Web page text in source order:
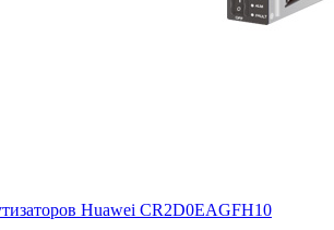
Huawei CR2D0EAGFH10